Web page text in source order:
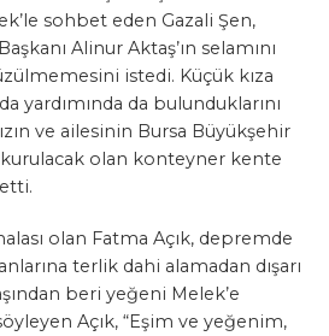
sohbet eden Gazali Şen,
Alinur Aktaş’ın selamını
istedi. Küçük kıza
yardımında da bulunduklarını
ve ailesinin Bursa Büyükşehir
kurulacak olan konteyner kente
olan Fatma Açık, depremde
terlik dahi alamadan dışarı
beri yeğeni Melek’e
Açık, “Eşim ve yeğenim,